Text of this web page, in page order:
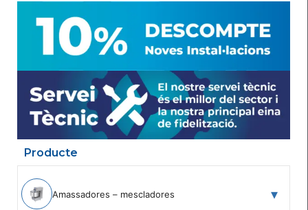
Producte
Amassadores – mescladores